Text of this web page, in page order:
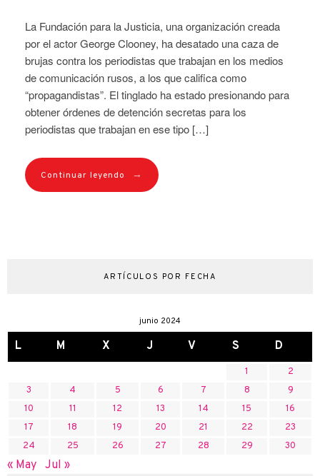
La Fundación para la Justicia, una organización creada
por el actor George Clooney, ha desatado una caza de
brujas contra los periodistas que trabajan en los medios
de comunicación rusos, a los que califica como
“propagandistas”. El tinglado ha estado presionando para
obtener órdenes de detención secretas para los
periodistas que trabajan en ese tipo […]
Continuar leyendo →
ARTÍCULOS POR FECHA
junio 2024
L M X J V S D
1
2
3
4 5 6 7 8
9
10
11 12 13 14 15
16
17
18 19 20 21 22
23
24
25 26 27 28 29 30
« May Jul »